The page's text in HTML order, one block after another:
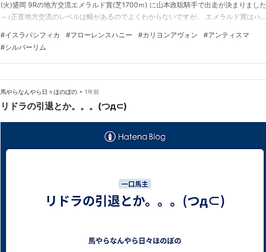
(火)盛岡 9Rの地方交流エメラルド賞(芝1700ｍ) に山本政聡騎手で出走が決まりました
～♪正直地方交流のレベルは幅があるのでよくわからないですが、 エメラルド賞はハニ
競馬は前に行けないと話にならないので、 スタートが苦手なイパ子にとっては そこが
最大の課題であるのは間違いないで…
#イスラパシフィカ #フローレンスハニー #カリヨンアヴォン #アンティスマ
#シルバーリム
馬やらなんやら日々ほのぼの • 1年前
リドラの引退とか。。。(つд⊂)